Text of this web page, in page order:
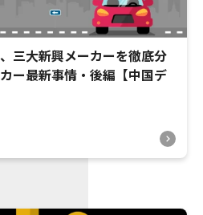
三大新興メーカーを徹底分
ー最新事情・後編【中国デ